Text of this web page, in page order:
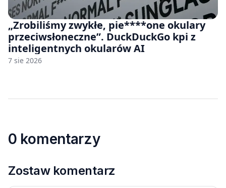
„Zrobiliśmy zwykłe, pie****one okulary
przeciwsłoneczne”. DuckDuckGo kpi z
inteligentnych okularów AI
7 sie 2026
0 komentarzy
Zostaw komentarz